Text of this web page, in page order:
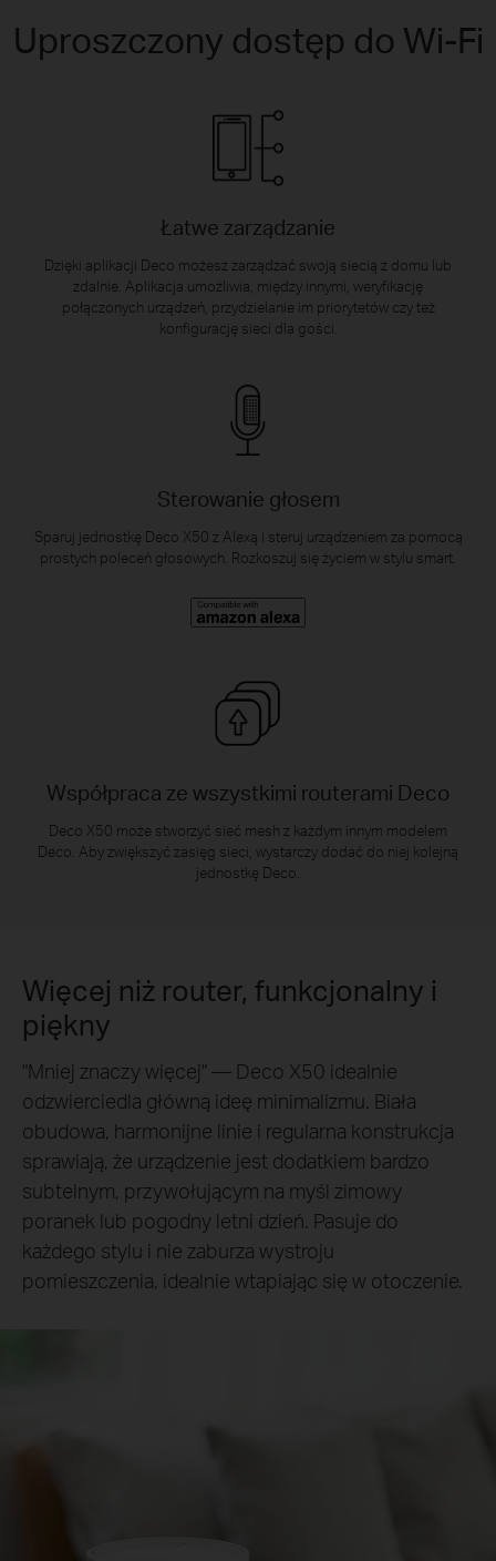
Uproszczony dostęp do Wi-Fi
Łatwe zarządzanie
Dzięki aplikacji Deco możesz zarządzać swoją siecią z domu lub
zdalnie. Aplikacja umożliwia, między innymi, weryfikację
połączonych urządzeń, przydzielanie im priorytetów czy też
konfigurację sieci dla gości.
Sterowanie głosem
Sparuj jednostkę Deco X50 z Alexą i steruj urządzeniem za pomocą
prostych poleceń głosowych. Rozkoszuj się życiem w stylu smart.
Współpraca ze wszystkimi routerami Deco
Deco X50 może stworzyć sieć mesh z każdym innym modelem
Deco. Aby zwiększyć zasięg sieci, wystarczy dodać do niej kolejną
jednostkę Deco.
Więcej niż router, funkcjonalny i
piękny
"Mniej znaczy więcej" — Deco X50 idealnie
odzwierciedla główną ideę minimalizmu. Biała
obudowa, harmonijne linie i regularna konstrukcja
sprawiają, że urządzenie jest dodatkiem bardzo
subtelnym, przywołującym na myśl zimowy
poranek lub pogodny letni dzień. Pasuje do
każdego stylu i nie zaburza wystroju
pomieszczenia, idealnie wtapiając się w otoczenie.